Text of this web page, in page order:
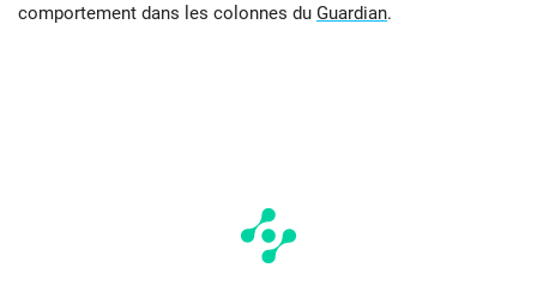
comportement dans les colonnes du Guardian.